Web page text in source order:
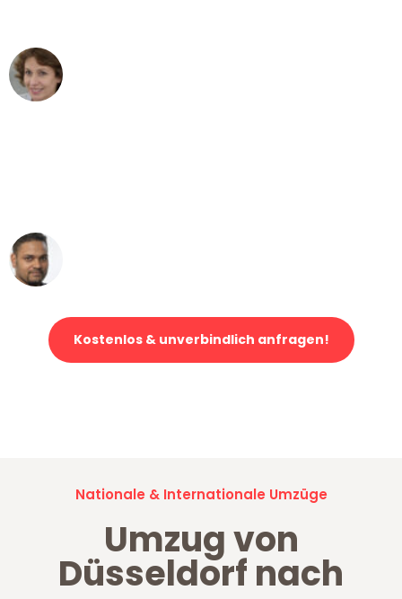
Kostenlos & unverbindlich anfragen!
Nationale & Internationale Umzüge
Umzug von
Düsseldorf nach